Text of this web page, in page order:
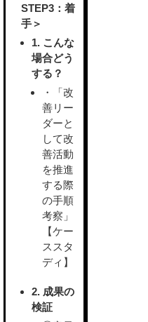
STEP3：着
手＞
1. こんな
場合どう
する？
・「改
善リー
ダーと
して改
善活動
を推進
する際
の手順
考察」
【ケー
ススタ
ディ】
2. 成果の
検証